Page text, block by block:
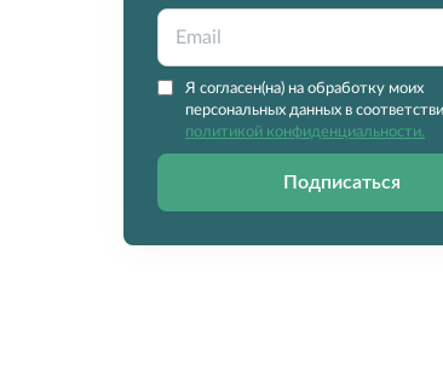
Я согласен(на) на обработку моих
персональных данных в
политикой конфиденциальности.
Подписаться